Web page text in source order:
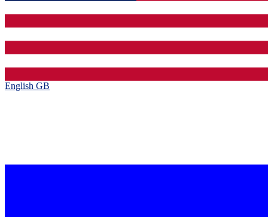
English GB‎